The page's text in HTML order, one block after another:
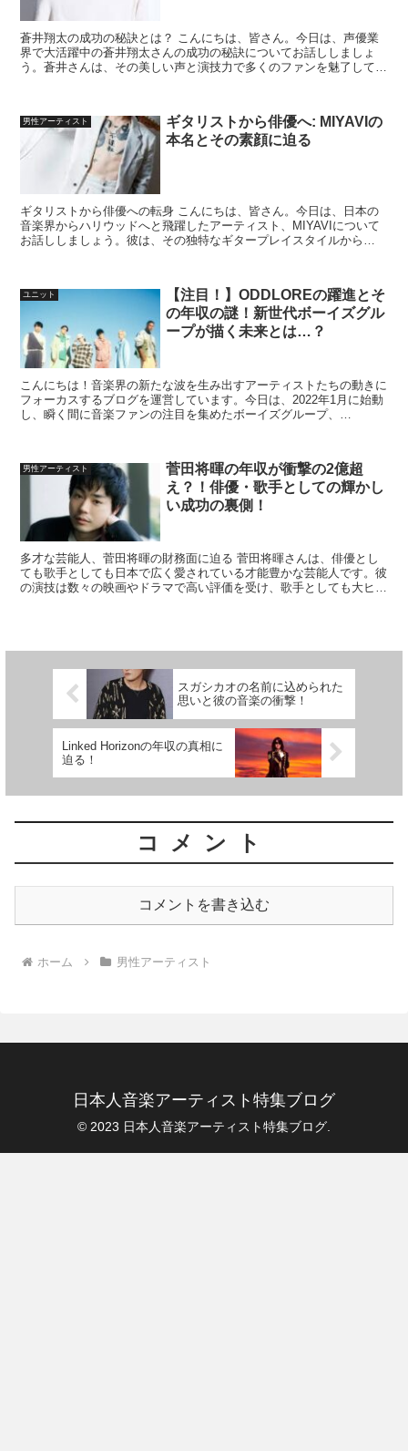
蒼井翔太の成功の秘訣とは？ こんにちは、皆さん。今日は、声優業
界で大活躍中の蒼井翔太さんの成功の秘訣についてお話ししましょ
う。蒼井さんは、その美しい声と演技力で多くのファンを魅了してい
男性アーティスト
ギタリストから俳優へ: MIYAVIの
本名とその素顔に迫る
ギタリストから俳優への転身 こんにちは、皆さん。今日は、日本の
音楽界からハリウッドへと飛躍したアーティスト、MIYAVIについて
お話ししましょう。彼は、その独特なギタープレイスタイルから
ユニット
【注目！】ODDLOREの躍進とそ
の年収の謎！新世代ボーイズグル
ープが描く未来とは…？
こんにちは！音楽界の新たな波を生み出すアーティストたちの動きに
フォーカスするブログを運営しています。今日は、2022年1月に始動
し、瞬く間に音楽ファンの注目を集めたボーイズグループ、
男性アーティスト
菅田将暉の年収が衝撃の2億超
え？！俳優・歌手としての輝かし
い成功の裏側！
多才な芸能人、菅田将暉の財務面に迫る 菅田将暉さんは、俳優とし
ても歌手としても日本で広く愛されている才能豊かな芸能人です。彼
の演技は数々の映画やドラマで高い評価を受け、歌手としても大ヒッ
​スガシカオの名前に込められた
思いと彼の音楽の衝撃！
Linked Horizonの年収の真相に
迫る！
コメント
コメントを書き込む
ホーム 男性アーティスト
日本人音楽アーティスト特集ブログ
© 2023 日本人音楽アーティスト特集ブログ.